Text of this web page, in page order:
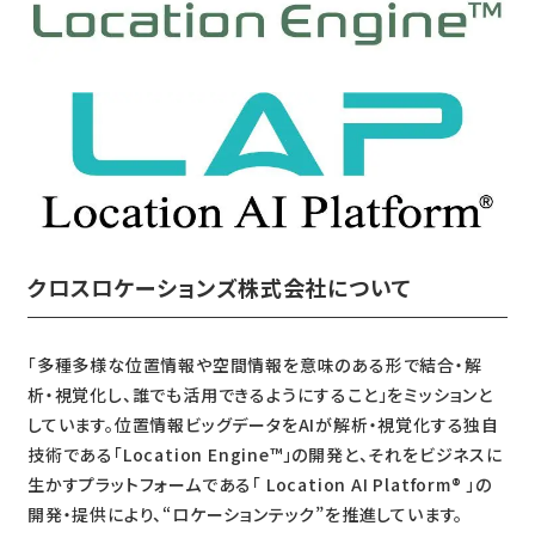
クロスロケーションズ株式会社について
「多種多様な位置情報や空間情報を意味のある形で結合・解
析・視覚化し、誰でも活用できるようにすること」をミッションと
しています。位置情報ビッグデータをAIが解析・視覚化する独自
技術である「Location Engine™」の開発と、それをビジネスに
生かすプラットフォームである「 Location AI Platform® 」の
開発・提供により、“ロケーションテック”を推進しています。